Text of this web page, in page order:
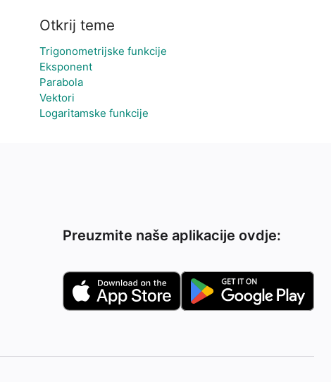
Otkrij teme
Trigonometrijske funkcije
Eksponent
Parabola
Vektori
Logaritamske funkcije
Preuzmite naše aplikacije ovdje: